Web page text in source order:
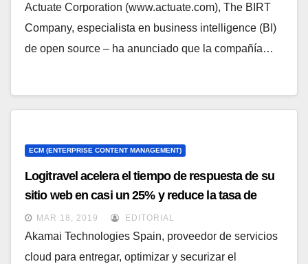
Actuate Corporation (www.actuate.com), The BIRT
Company, especialista en business intelligence (BI)
de open source – ha anunciado que la compañía…
ECM (ENTERPRISE CONTENT MANAGEMENT)
Logitravel acelera el tiempo de respuesta de su
sitio web en casi un 25% y reduce la tasa de
abandono con Akamai
MAR 18, 2019 EDITORIAL
Akamai Technologies Spain, proveedor de servicios
cloud para entregar, optimizar y securizar el